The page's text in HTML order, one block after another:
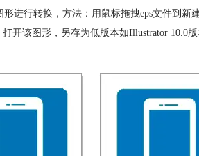
形进行转换，方法：用鼠标拖拽eps文件到新
开该图形，另存为低版本如Illustrator 10.0